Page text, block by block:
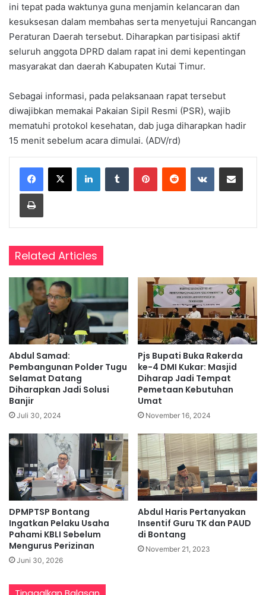
ini tepat pada waktunya guna menjamin kelancaran dan
kesuksesan dalam membahas serta menyetujui Rancangan
Peraturan Daerah tersebut. Diharapkan partisipasi aktif
seluruh anggota DPRD dalam rapat ini demi kepentingan
masyarakat dan daerah Kabupaten Kutai Timur.
Sebagai informasi, pada pelaksanaan rapat tersebut
diwajibkan memakai Pakaian Sipil Resmi (PSR), wajib
mematuhi protokol kesehatan, dab juga diharapkan hadir
15 menit sebelum acara dimulai. (ADV/rd)
Related Articles
Abdul Samad:
Pembangunan Polder Tugu
Selamat Datang
Diharapkan Jadi Solusi
Banjir
Juli 30, 2024
Pjs Bupati Buka Rakerda
ke-4 DMI Kukar: Masjid
Diharap Jadi Tempat
Pemetaan Kebutuhan
Umat
November 16, 2024
DPMPTSP Bontang
Ingatkan Pelaku Usaha
Pahami KBLI Sebelum
Mengurus Perizinan
Juni 30, 2026
Abdul Haris Pertanyakan
Insentif Guru TK dan PAUD
di Bontang
November 21, 2023